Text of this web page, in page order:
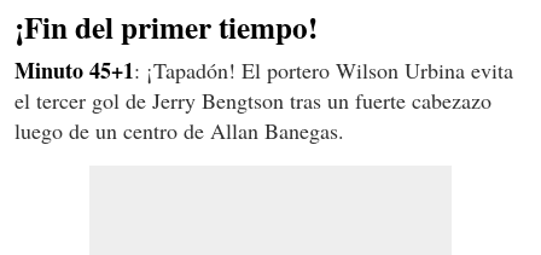
¡Fin del primer tiempo!
Minuto 45+1: ¡Tapadón! El portero Wilson Urbina evita
el tercer gol de Jerry Bengtson tras un fuerte cabezazo
luego de un centro de Allan Banegas.